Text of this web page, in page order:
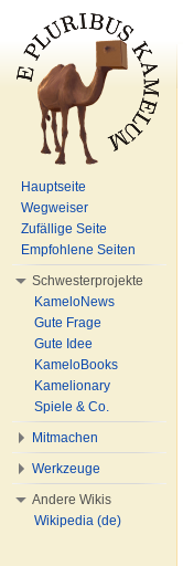
Hauptseite
Wegweiser
Zufällige Seite
Empfohlene Seiten
Schwesterprojekte
KameloNews
Gute Frage
Gute Idee
KameloBooks
Kamelionary
Spiele & Co.
Mitmachen
Werkzeuge
Andere Wikis
Wikipedia (de)